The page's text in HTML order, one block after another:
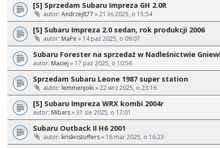
[S] Sprzedam Subaru Impreza GH 2.0R
autor: Andrzej877 » 21 lis 2025, o 15:54
[S] Subaru Impreza 2.0 sedan, rok produkcji 2006
autor: MaPe » 14 paź 2025, o 09:07
Subaru Forester na sprzedaż w Nadleśnictwie
autor: Maciej » 17 paź 2025, o 10:56
Sprzedam Subaru Leone 1987 super station
autor: lemmenjoki » 22 wrz 2025, o 23:16
[S] Subaru Impreza WRX kombi 2004r
autor: Mibars» 31 sie 2025, o 17:01
Subaru Outback II H6 2001
autor: kriskristoffers» 16 mar 2025, o 16:23